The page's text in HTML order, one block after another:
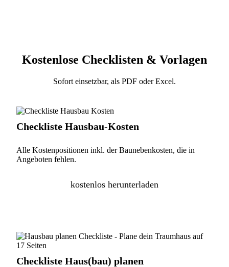
Kostenlose Checklisten & Vorlagen
Sofort einsetzbar, als PDF oder Excel.
Checkliste Hausbau-Kosten
Alle Kostenpositionen inkl. der Baunebenkosten, die in
Angeboten fehlen.
kostenlos herunterladen
Checkliste Haus(bau) planen